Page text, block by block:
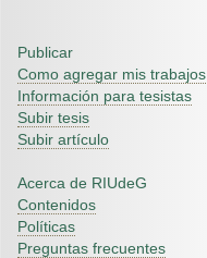
Publicar
Como agregar mis trabajos
Información para tesistas
Subir tesis
Subir artículo
Acerca de RIUdeG
Contenidos
Políticas
Preguntas frecuentes